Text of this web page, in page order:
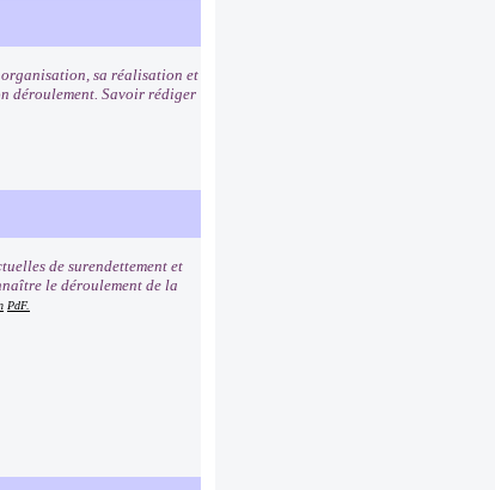
sa réalisation et
déroulement. Savoir rédiger
de surendettement et
le déroulement de la
PdF.